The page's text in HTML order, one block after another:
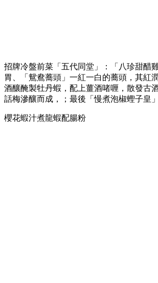
招牌冷盤前菜「五代同堂」：「八珍甜醋
胃、「鴛鴦蕎頭」一紅一白的蕎頭，其紅
酒釀醃製牡丹蝦，配上薑酒啫喱，散發古
話梅滲釀而成，；最後「慢煮泡椒蟶子皇
櫻花蝦汁煮龍蝦配腸粉